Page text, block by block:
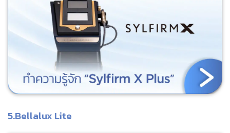
5.Bellalux Lite